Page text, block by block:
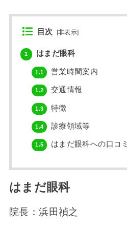
目次 [非表示]
1 はまだ眼科
1.1 営業時間案内
1.2 交通情報
1.3 特徴
1.4 診療領域等
1.5 はまだ眼科への口コミ
はまだ眼科
院長：浜田禎之